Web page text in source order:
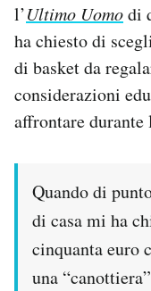
PODCAST
NEWSLETTER
I MIEI PREFERITI
SHOP
l’Ultimo Uomodi
ha chiesto di
di basket da
considerazioni
affrontare durante
Quando di
di casa mi ha
cinquanta euro
una